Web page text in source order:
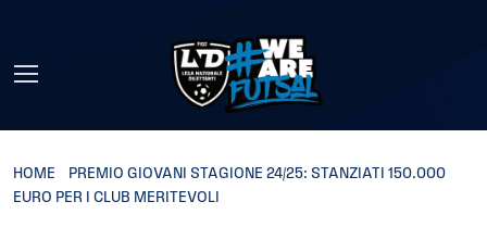
HOME
PREMIO GIOVANI STAGIONE 24/25: STANZIATI 150.000
EURO PER I CLUB MERITEVOLI